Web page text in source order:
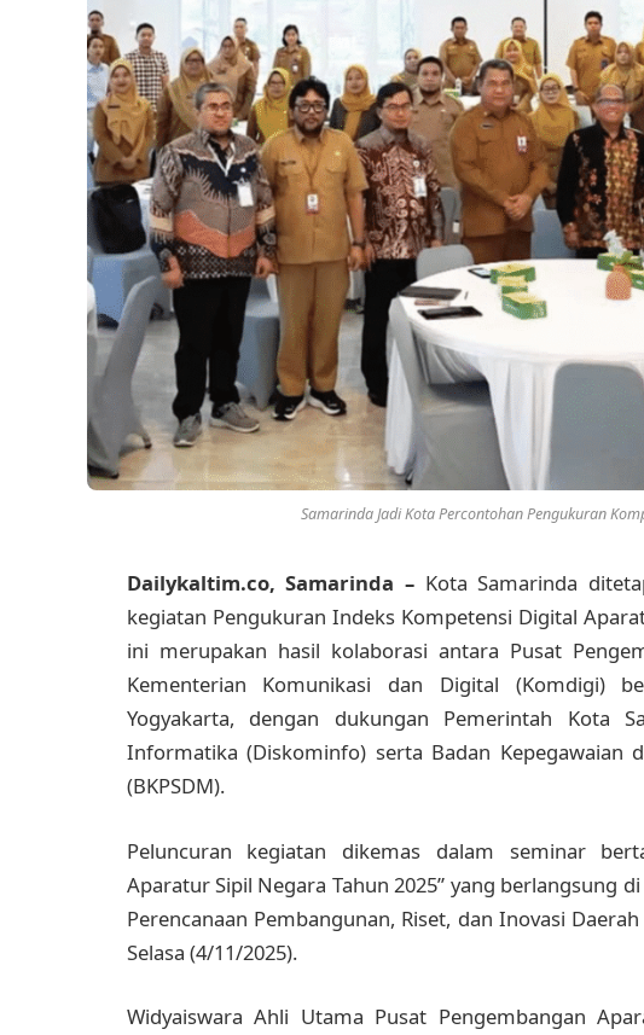
Samarinda Jadi Kota Percontohan Pengukuran
Dailykaltim.co, Samarinda – Kota Samarinda
kegiatan Pengukuran Indeks Kompetensi Digital
ini merupakan hasil kolaborasi antara Pusat
Kementerian Komunikasi dan Digital (Komdigi)
Yogyakarta, dengan dukungan Pemerintah Kota
Informatika (Diskominfo) serta Badan Kepegawaian
(BKPSDM).
Peluncuran kegiatan dikemas dalam seminar
Aparatur Sipil Negara Tahun 2025” yang berlangsung
Perencanaan Pembangunan, Riset, dan Inovasi
Selasa (4/11/2025).
Widyaiswara Ahli Utama Pusat Pengembangan